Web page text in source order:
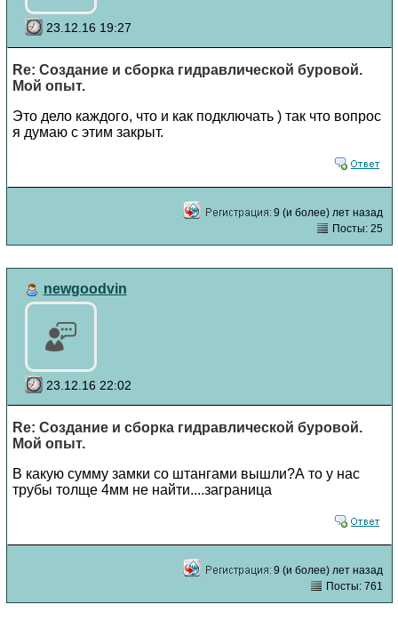
23.12.16 19:27
Re: Создание и сборка гидравлической буровой.
Мой опыт.
Это дело каждого, что и как подключать ) так что вопрос
я думаю с этим закрыт.
9 (и более) лет назад
Посты: 25
newgoodvin
23.12.16 22:02
Re: Создание и сборка гидравлической буровой.
Мой опыт.
В какую сумму замки со штангами вышли?А то у нас
трубы толще 4мм не найти....заграница
9 (и более) лет назад
Посты: 761